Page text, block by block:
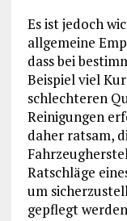
Es ist jedoch
allgemeine
dass bei
Beispiel viel
schlechteren
Reinigungen
daher ratsam,
Ratschläge
um
gepflegt